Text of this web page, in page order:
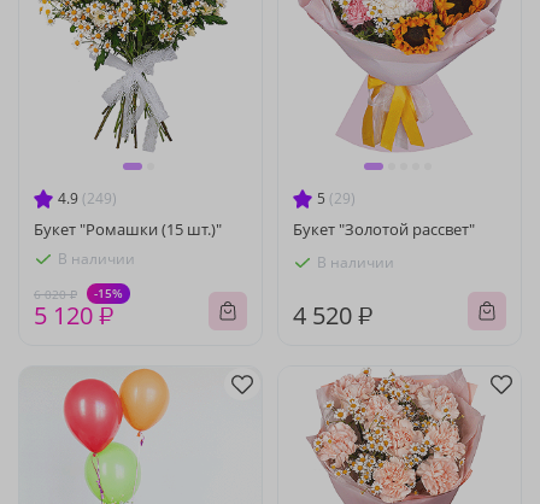
4.9 (249)
Букет "Ромашки (15 шт.)"
В наличии
6 020 ₽ -15%
5 120 ₽
5 (29)
Букет "Золотой рассвет"
В наличии
4 520 ₽